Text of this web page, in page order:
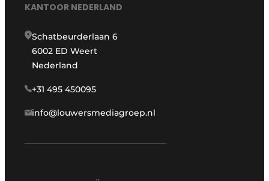
KANTOOR NEDERLAND
Schatbeurderlaan 6
6002 ED Weert
Nederland
+31 495 450095
info@louwersmediagroep.nl